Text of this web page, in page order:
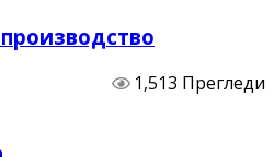
1,513 Прегледи